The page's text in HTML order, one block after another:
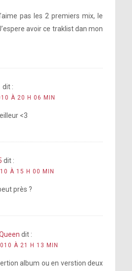
pas les 2 premiers mix, le
avoir ce traklist dan mon
dit :
À 20 H 06 MIN
<3
dit :
À 15 H 00 MIN
près ?
dit :
À 21 H 13 MIN
album ou en verstion deux